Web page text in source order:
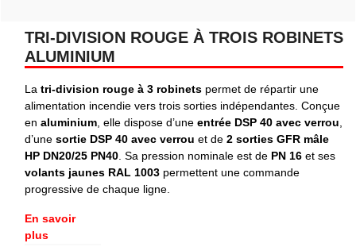
TRI-DIVISION ROUGE À TROIS ROBINETS
ALUMINIUM
La tri-division rouge à 3 robinets permet de répartir une
alimentation incendie vers trois sorties indépendantes. Conçue
en aluminium , elle dispose d’une entrée DSP 40 avec verrou
d’une sortie DSP 40 avec verrou et de 2 sorties GFR mâle
HP DN20/25 PN40 . Sa pression nominale est de PN 16 et ses
volants jaunes RAL 1003 permettent une commande
progressive de chaque ligne.
En savoir
plus